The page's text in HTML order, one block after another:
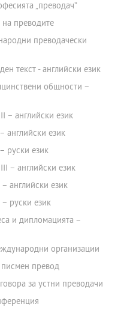
„преводач”
преводите
преводачески
текст - английски език
общности –
– английски език
английски език
руски език
– английски език
английски език
руски език
и дипломацията –
организации
превод
за устни преводачи